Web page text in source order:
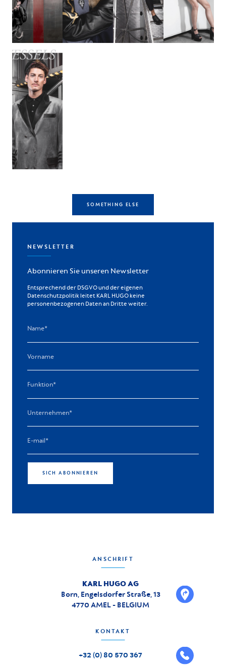
SOMETHING ELSE
NEWSLETTER
Abonnieren Sie unseren Newsletter
Entsprechend der DSGVO und der eigenen
Datenschutzpolitik leitet KARL HUGO keine
personenbezogenen Daten an Dritte weiter.
SICH ABONNIEREN
ANSCHRIFT
KARL HUGO AG
Born, Engelsdorfer Straße, 13
4770 AMEL - BELGIUM
KONTAKT
+32 (0) 80 570 367